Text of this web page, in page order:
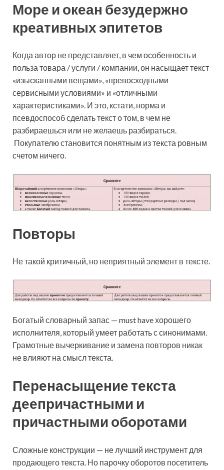
Море и океан безудержно
креативных эпитетов
Когда автор не представляет, в чем особенность и
польза товара / услуги / компании, он насыщает текст
«изысканными вещами», «превосходными
сервисными условиями» и «отличными
характеристиками». И это, кстати, норма и
псевдоспособ сделать текст о том, в чем не
разбираешься или не желаешь разбираться.
Покупателю становится понятным из текста ровным
счетом ничего.
Повторы
Не такой критичный, но неприятный элемент в тексте.
Богатый словарный запас — must have хорошего
исполнителя, который умеет работать с синонимами.
Грамотные вычеркивание и замена повторов никак
не влияют на смысл текста.
Перенасыщение текста
деепричастными и
причастными оборотами
Сложные конструкции — не лучший инструмент для
продающего текста. Но парочку оборотов посетитель